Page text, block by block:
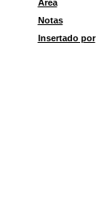
Área
Notas
Insertado por